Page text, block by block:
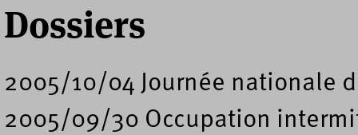
Dossiers
2005/10/04 Journée nationale
2005/09/30 Occupation